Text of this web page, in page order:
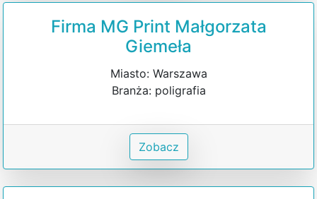
Firma MG Print Małgorzata
Giemeła
Miasto: Warszawa
Branża: poligrafia
Zobacz